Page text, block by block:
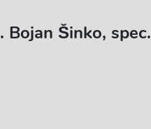
Bojan Šinko, spec.